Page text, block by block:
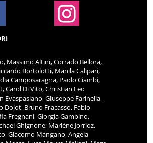
Massimo Altini, Corrado Bellora,
Bortolotti, Manila Calipari,
Camposaragna, Paolo Ciambi,
Carol Di Vito, Christian Leo
Evaspasiano, Giuseppe Farinella,
Dojot, Bruno Fracasso, Fabio
Fregnani, Giorgia Gambino,
Ghignone, Marlène Jorrioz,
Giacomo Mangano, Angela